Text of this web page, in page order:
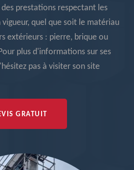
prestations respectant les
vigueur, quel que soit le matériau
extérieurs : pierre, brique ou
plus d'informations sur ses
pas à visiter son site
GRATUIT